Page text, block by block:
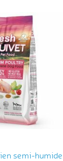
semi-humide